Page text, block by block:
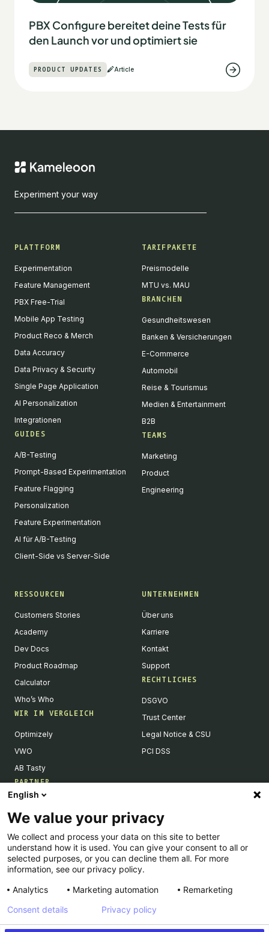
PBX Configure bereitet deine Tests für
den Launch vor und optimiert sie
PRODUCT UPDATES Article
Experiment your way
PLATTFORM
Experimentation
Feature Management
PBX Free-Trial
Mobile App Testing
Product Reco & Merch
Data Accuracy
Data Privacy & Security
Single Page Application
AI Personalization
Integrationen
GUIDES
A/B-Testing
Prompt-Based Experimentation
Feature Flagging
Personalization
Feature Experimentation
AI für A/B-Testing
Client-Side vs Server-Side
TARIFPAKETE
Preismodelle
MTU vs. MAU
BRANCHEN
Gesundheitswesen
Banken & Versicherungen
E-Commerce
Automobil
Reise & Tourismus
Medien & Entertainment
B2B
TEAMS
Marketing
Product
Engineering
RESSOURCEN
Customers Stories
Academy
Dev Docs
Product Roadmap
Calculator
Who’s Who
WIR IM VERGLEICH
Optimizely
VWO
AB Tasty
PARTNER
Tech Partner & Integrationen
Become a Partner
Integrations Directory
Partners Directory
UNTERNEHMEN
Über uns
Karriere
Kontakt
Support
RECHTLICHES
DSGVO
Trust Center
Legal Notice & CSU
PCI DSS
© Kameleoon — 2026 All rights Reserved
English
We value your privacy
We collect and process your data on this site to better
understand how it is used. You can give your consent to all or
selected purposes, or you can decline them all. For more
information, see our privacy policy.
Analytics
Marketing automation
Remarketing
Consent details
Privacy policy